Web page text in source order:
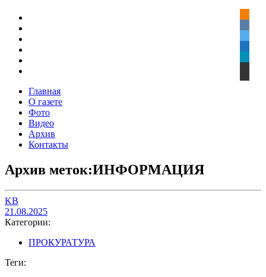
Главная
О газете
Фото
Видео
Архив
Контакты
Архив меток:ИНФОРМАЦИЯ
KB
21.08.2025
Категории:
ПРОКУРАТУРА
Теги: